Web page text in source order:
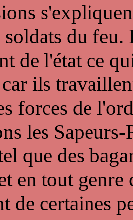
du feu.
de l'état ce
ils
forces de
les
que des
en tout genre
de certaines